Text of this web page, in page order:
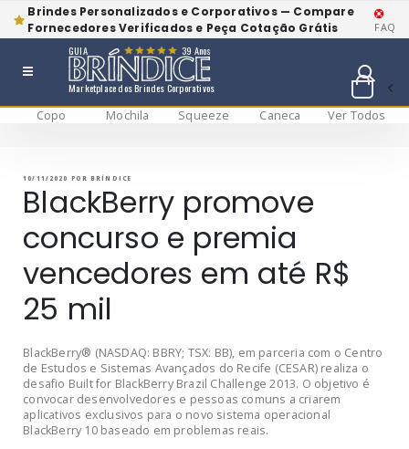
Brindes Personalizados e Corporativos — Compare
Fornecedores Verificados e Peça Cotação Grátis
FAQ
Marketplace dos Brindes Corporativos
GUIA 39 Anos
Copo Mochila Squeeze Caneca
Ver Todos
conteúdo
PUBLICADO
10/11/2020 PORBRÍNDICE
BlackBerry promove
concurso e premia
vencedores em até R$
25 mil
BlackBerry® (NASDAQ: BBRY; TSX: BB), em parceria com o Centro
de Estudos e Sistemas Avançados do Recife (CESAR) realiza o
desafio Built for BlackBerry Brazil Challenge 2013. O objetivo é
convocar desenvolvedores e pessoas comuns a criarem
aplicativos exclusivos para o novo sistema operacional
BlackBerry 10 baseado em problemas reais.